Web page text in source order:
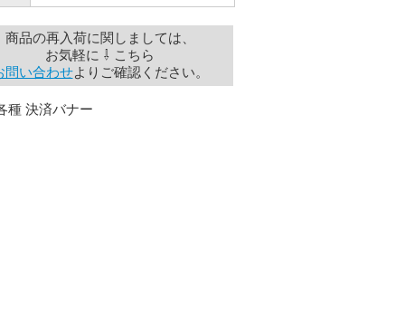
商品の再入荷に関しましては、
お気軽に ⇩ こちら
問い合わせよりご確認ください。